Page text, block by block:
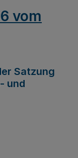
vom
Satzung
und